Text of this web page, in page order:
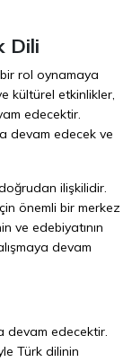
Dili
rol oynamaya
kültürel etkinlikler,
edecektir.
devam edecek ve
ilişkilidir.
önemli bir merkez
ve edebiyatının
devam
devam edecektir.
Türk dilinin